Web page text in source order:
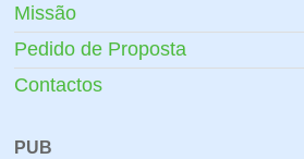
Missão
Pedido de Proposta
Contactos
PUB